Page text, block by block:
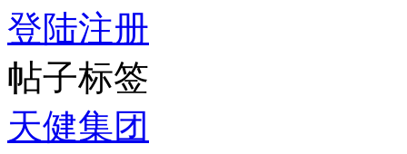
登陆注册
帖子标签
天健集团